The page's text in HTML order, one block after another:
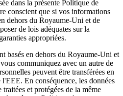
dans la présente Politique de
conscient que si vos informations
dehors du Royaume-Uni et de
de lois adéquates sur la
appropriées.
basés en dehors du Royaume-Uni et
communiquez avec un autre de
peuvent être transférées en
En conséquence, les données
et protégées de la même